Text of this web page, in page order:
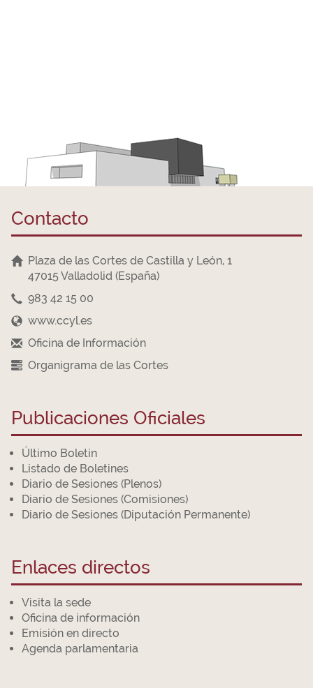
Contacto
Plaza de las Cortes de Castilla y León, 1
47015 Valladolid (España)
983 42 15 00
www.ccyl.es
Oficina de Información
Organigrama de las Cortes
Publicaciones Oficiales
Último Boletín
Listado de Boletines
Diario de Sesiones (Plenos)
Diario de Sesiones (Comisiones)
Diario de Sesiones (Diputación Permanente)
Enlaces directos
Visita la sede
Oficina de información
Emisión en directo
Agenda parlamentaria